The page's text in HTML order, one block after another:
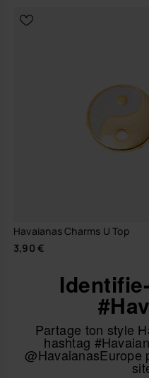
Havaianas Charms U Top
3,90 €
Partage ton style
hashtag
@HavaianasEurope